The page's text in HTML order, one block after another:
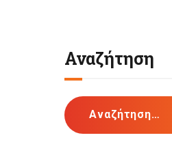
Αναζήτηση
Αναζήτηση
για: